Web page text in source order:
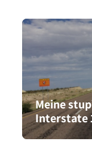
Meine
Interstate